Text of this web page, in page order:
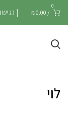
0
/
₪0.00
|
לוי